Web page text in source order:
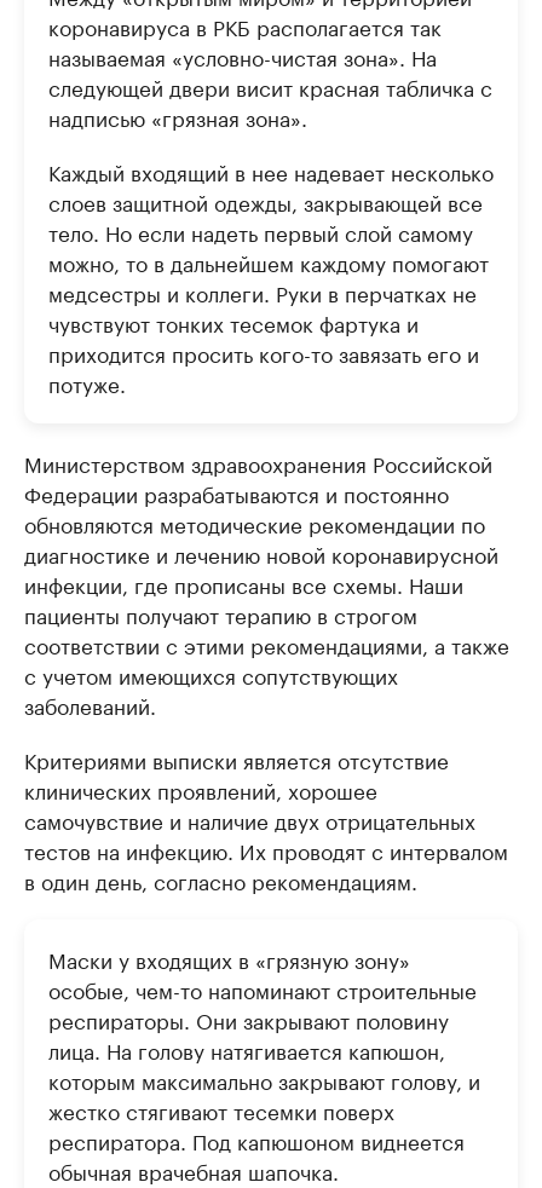
коронавируса в РКБ располагается так
называемая «условно-чистая зона». На
следующей двери висит красная табличка с
надписью «грязная зона».
Каждый входящий в нее надевает несколько
слоев защитной одежды, закрывающей все
тело. Но если надеть первый слой самому
можно, то в дальнейшем каждому помогают
медсестры и коллеги. Руки в перчатках не
чувствуют тонких тесемок фартука и
приходится просить кого-то завязать его и
потуже.
Министерством здравоохранения Российской
Федерации разрабатываются и постоянно
обновляются методические рекомендации по
диагностике и лечению новой коронавирусной
инфекции, где прописаны все схемы. Наши
пациенты получают терапию в строгом
соответствии с этими рекомендациями, а также
с учетом имеющихся сопутствующих
заболеваний.
Критериями выписки является отсутствие
клинических проявлений, хорошее
самочувствие и наличие двух отрицательных
тестов на инфекцию. Их проводят с интервалом
в один день, согласно рекомендациям.
Маски у входящих в «грязную зону»
особые, чем-то напоминают строительные
респираторы. Они закрывают половину
лица. На голову натягивается капюшон,
которым максимально закрывают голову, и
жестко стягивают тесемки поверх
респиратора. Под капюшоном виднеется
обычная врачебная шапочка.